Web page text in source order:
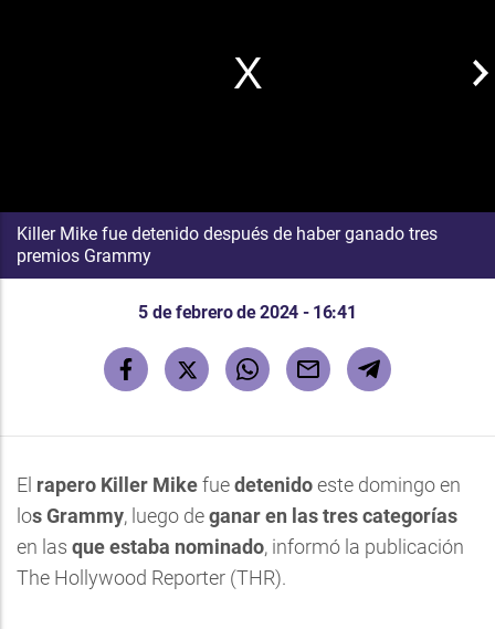
Killer Mike fue detenido después de haber ganado tres
premios Grammy
5 de febrero de 2024 - 16:41
El rapero Killer Mikefuedetenidoeste domingo en
los Grammy, luego deganar en las tres categorías
en las que estaba nominado, informó la publicación
The Hollywood Reporter (THR).